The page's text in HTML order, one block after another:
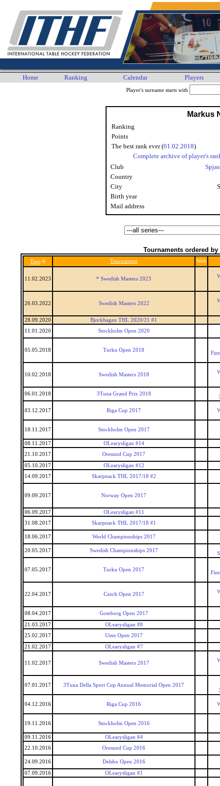
Home Ranking Calendar Players
Player's surname starts with
Markus
Ranking
Points
The best rank ever (01.02.2018)
Complete archive of player's
Club
Country
City
Birth year
Mail address
Tournaments ordered by
Date 6 Tournament Web
11.02.2023 * Swedish Masters 2023
26.03.2022 Swedish Masters 2022
28.09.2020
Bjorkhagen THL 2020/21 #1
11.01.2020
Stockholm Open 2020
05.05.2018 Turku Open 2018
10.02.2018 Swedish Masters 2018
06.01.2018 3Tuna Grand Prix 2018
03.12.2017 Riga Cup 2017
18.11.2017 Stockholm Open 2017
08.11.2017
OLearysligan #14
21.10.2017
Oresund Cup 2017
05.10.2017
OLearysligan #12
14.09.2017
Skarpnack THL 2017/18 #2
09.09.2017 Norway Open 2017
06.09.2017
OLearysligan #11
31.08.2017
Skarpnack THL 2017/18 #1
18.06.2017 World Championships 2017
20.05.2017 Swedish Championships 2017
07.05.2017 Turku Open 2017
22.04.2017 Czech Open 2017
08.04.2017 Goteborg Open 2017
21.03.2017
OLearysligan #8
25.02.2017
Ume Open 2017
21.02.2017 OLearysligan #7
11.02.2017 Swedish Masters 2017
07.01.2017
3Tuna Della Sport Cup Annual Memorial Open 2017
04.12.2016 Riga Cup 2016
19.11.2016 Stockholm Open 2016
09.11.2016
OLearysligan #4
22.10.2016
Oresund Cup 2016
24.09.2016 Delsbo Open 2016
07.09.2016 OLearysligan #1